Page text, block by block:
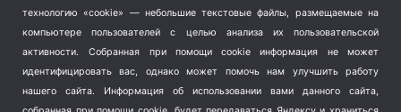
Транспорт (262)
Туризм (178)
Флот (76)
Школа и спорт (2)
технологию «cookie» — небольшие текстовые файлы, размещаемые на
компьютере пользователей с целью анализа их пользовательской
активности.
Собранная при помощи cookie информация не может
идентифицировать вас, однако может помочь нам улучшить работу
нашего сайта. Информация об использовании вами данного сайта,